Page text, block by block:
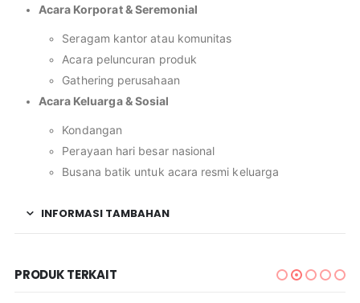
Acara Korporat & Seremonial
Seragam kantor atau komunitas
Acara peluncuran produk
Gathering perusahaan
Acara Keluarga & Sosial
Kondangan
Perayaan hari besar nasional
Busana batik untuk acara resmi keluarga
INFORMASI TAMBAHAN
PRODUK TERKAIT